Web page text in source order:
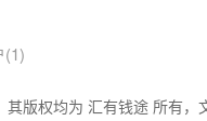
(1)
其版权均为 汇有钱途 所有